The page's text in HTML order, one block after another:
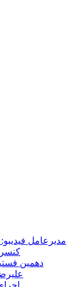
مدیرعامل
دهمین